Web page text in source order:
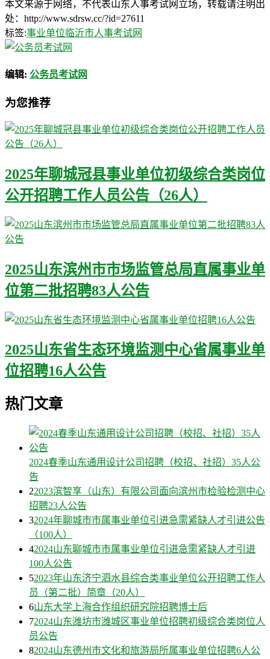
本文来源于网络，不代表山东人事考试网立场，转载请注明出
处：http://www.sdrsw.cc/?id=27611
标签:事业单位 临沂市人事考试网
编辑: 公务员考试网
为您推荐
2025年聊城冠县事业单位初级综合类岗位
公开招聘工作人员公告（26人）
2025山东滨州市市场监管总局直属事业单
位第二批招聘83人公告
2025山东省生态环境监测中心省属事业单
位招聘16人公告
热门文章
2024春季山东通用设计公司招聘（校招、社招）35人公
告
22023滨智享（山东）有限公司面向滨州市检验检测中心
招聘23人公告
32024年聊城市市属事业单位引进急需紧缺人才引进公告
（100人）
42024山东聊城市市属事业单位引进急需紧缺人才引进
100人公告
52023年山东济宁泗水县综合类事业单位公开招聘工作人
员（第二批）简章（20人）
6山东大学上海合作组织研究院招聘博士后
72024山东潍坊市潍城区事业单位招聘初级综合类岗位人
员公告
82024山东德州市文化和旅游局所属事业单位招聘6人公